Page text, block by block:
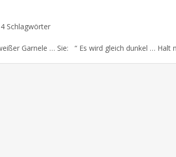
4 Schlagwörter